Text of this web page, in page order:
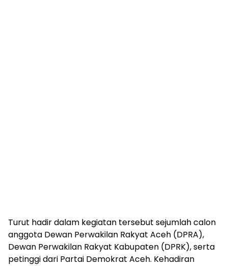
Turut hadir dalam kegiatan tersebut sejumlah calon
anggota Dewan Perwakilan Rakyat Aceh (DPRA),
Dewan Perwakilan Rakyat Kabupaten (DPRK), serta
petinggi dari Partai Demokrat Aceh. Kehadiran